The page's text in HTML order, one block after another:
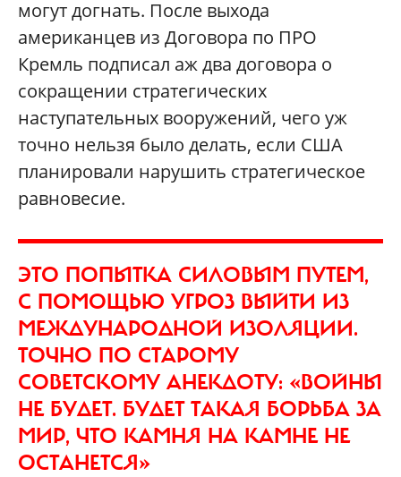
могут догнать. После выхода
американцев из Договора по ПРО
Кремль подписал аж два договора о
сокращении стратегических
наступательных вооружений, чего уж
точно нельзя было делать, если США
планировали нарушить стратегическое
равновесие.
ЭТО ПОПЫТКА СИЛОВЫМ ПУТЕМ,
С ПОМОЩЬЮ УГРОЗ ВЫЙТИ ИЗ
МЕЖДУНАРОДНОЙ ИЗОЛЯЦИИ.
ТОЧНО ПО СТАРОМУ
СОВЕТСКОМУ АНЕКДОТУ: «ВОЙНЫ
НЕ БУДЕТ. БУДЕТ ТАКАЯ БОРЬБА ЗА
МИР, ЧТО КАМНЯ НА КАМНЕ НЕ
ОСТАНЕТСЯ»